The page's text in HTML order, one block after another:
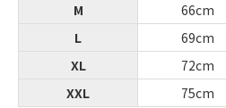
M
66cm
L
69cm
XL
72cm
XXL
75cm